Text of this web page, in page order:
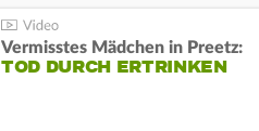
Vermisstes Mädchen in Preetz:
TOD DURCH ERTRINKEN